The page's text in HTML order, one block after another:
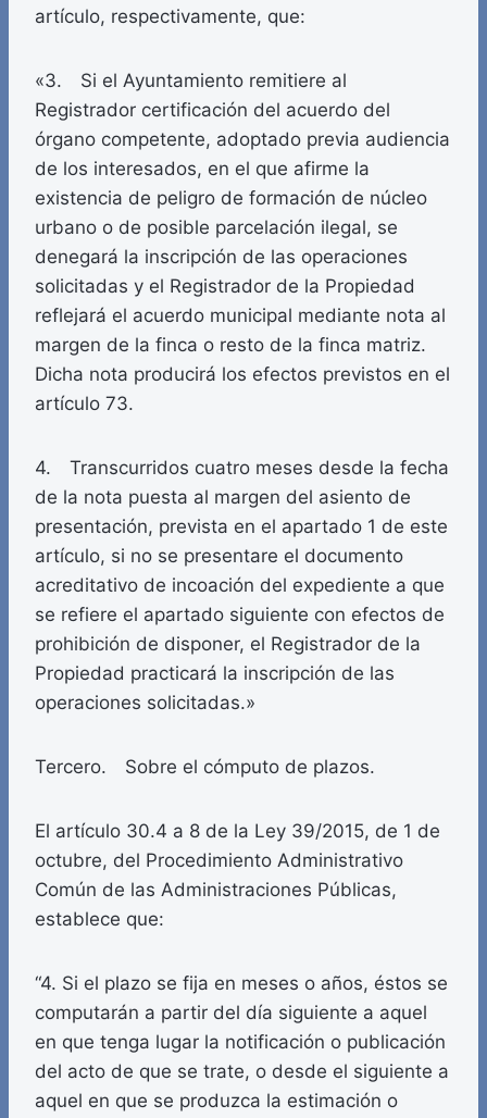
artículo, respectivamente, que:
«3. Si el Ayuntamiento remitiere al
Registrador certificación del acuerdo del
órgano competente, adoptado previa audiencia
de los interesados, en el que afirme la
existencia de peligro de formación de núcleo
urbano o de posible parcelación ilegal, se
denegará la inscripción de las operaciones
solicitadas y el Registrador de la Propiedad
reflejará el acuerdo municipal mediante nota al
margen de la finca o resto de la finca matriz.
Dicha nota producirá los efectos previstos en el
artículo 73.
4. Transcurridos cuatro meses desde la fecha
de la nota puesta al margen del asiento de
presentación, prevista en el apartado 1 de este
artículo, si no se presentare el documento
acreditativo de incoación del expediente a que
se refiere el apartado siguiente con efectos de
prohibición de disponer, el Registrador de la
Propiedad practicará la inscripción de las
operaciones solicitadas.»
Tercero. Sobre el cómputo de plazos.
El artículo 30.4 a 8 de la Ley 39/2015, de 1 de
octubre, del Procedimiento Administrativo
Común de las Administraciones Públicas,
establece que:
“4. Si el plazo se fija en meses o años, éstos se
computarán a partir del día siguiente a aquel
en que tenga lugar la notificación o publicación
del acto de que se trate, o desde el siguiente a
aquel en que se produzca la estimación o